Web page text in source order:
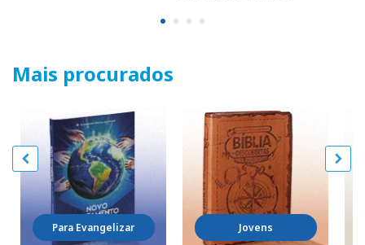
Mais procurados
Para Evangelizar Jovens